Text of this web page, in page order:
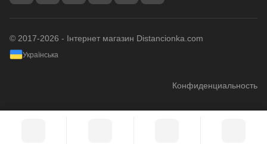
© 2017-2026 - Інтернет магазин Distancionka.com
Українська
Конфиденциальность